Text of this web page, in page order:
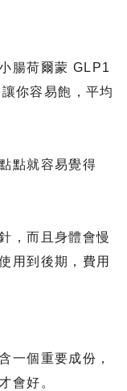
腸荷爾蒙 GLP1
你容易飽，平均
點就容易覺得
，而且身體會慢
用到後期，費用
一個重要成份，
會好。